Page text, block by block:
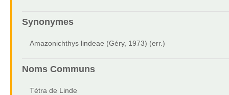
Synonymes
Amazonichthys lindeae (Géry, 1973) (err.)
Noms Communs
Tétra de Linde